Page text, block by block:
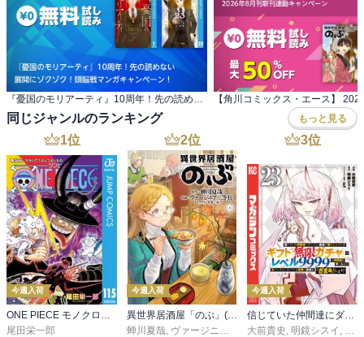
同じジャンルのランキング もっと見る
1位
今週入荷
ONE PIECE モノクロ版 115
尾田栄一郎
2位
今週入荷
異世界居酒屋「のぶ」(22)
蝉川夏哉, ヴァージニア二等兵 ,転
3位
今週入荷
信じていた仲間達にダンジョン奥地で殺されかけたがギフト『無限ガチャ』でレベル９９９９の仲間達を手に入れて元パーティーメンバーと世界に復讐＆『ざまぁ！』します！（２３）
大前貴史 , 明鏡シスイ , ｔ